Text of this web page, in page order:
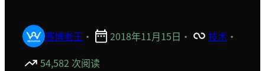
赛博老王 · 2018年11月15日 · 技术 ·
54,582 次阅读